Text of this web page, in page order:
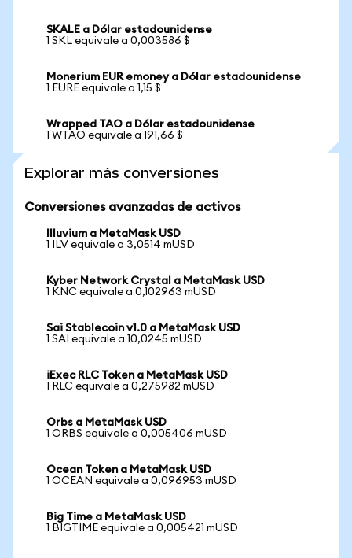
SKALE a Dólar estadounidense
1 SKL equivale a 0,003586 $
Monerium EUR emoney a Dólar estadounidense
1 EURE equivale a 1,15 $
Wrapped TAO a Dólar estadounidense
1 WTAO equivale a 191,66 $
Explorar más conversiones
Conversiones avanzadas de activos
Illuvium a MetaMask USD
1 ILV equivale a 3,0514 mUSD
Kyber Network Crystal a MetaMask USD
1 KNC equivale a 0,102963 mUSD
Sai Stablecoin v1.0 a MetaMask USD
1 SAI equivale a 10,0245 mUSD
iExec RLC Token a MetaMask USD
1 RLC equivale a 0,275982 mUSD
Orbs a MetaMask USD
1 ORBS equivale a 0,005406 mUSD
Ocean Token a MetaMask USD
1 OCEAN equivale a 0,096953 mUSD
Big Time a MetaMask USD
1 BIGTIME equivale a 0,005421 mUSD